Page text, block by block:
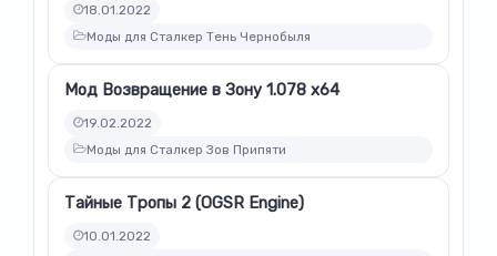
18.01.2022
Моды для Сталкер Тень Чернобыля
Мод Возвращение в Зону 1.078 x64
19.02.2022
Моды для Сталкер Зов Припяти
Тайные Тропы 2 (OGSR Engine)
10.01.2022